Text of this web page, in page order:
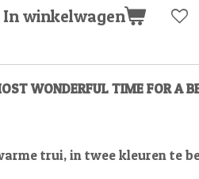
In winkelwagen
WONDERFUL TIME FOR A
trui, in twee kleuren te